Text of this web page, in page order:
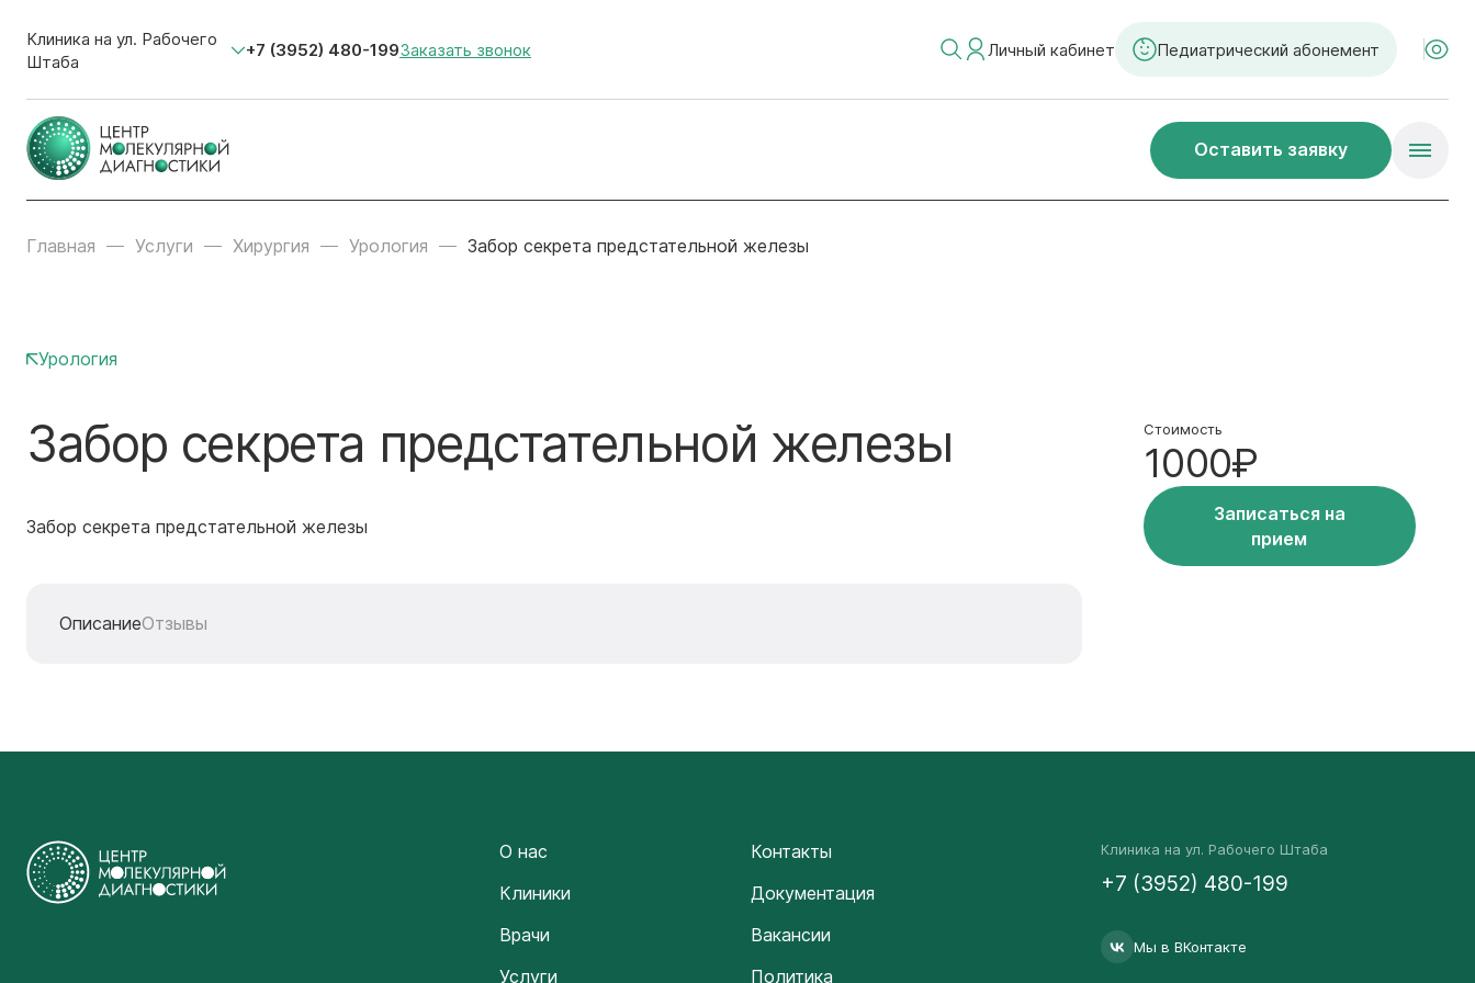
Клиника на ул. Рабочего
Штаба
+7 (3952) 480-199Заказать звонок Личный кабинет Педиатрический абонемент
Оставить заявку
Главная Услуги Хирургия Урология Забор секрета предстательной железы
Урология
Забор секрета предстательной железы
Забор секрета предстательной железы
ОписаниеОтзывы
Стоимость
1000₽
Записаться на
прием
О нас
Клиники
Врачи
Услуги
Контакты
Документация
Вакансии
Политика
Клиника на ул. Рабочего Штаба
+7 (3952) 480-199
Мы в ВКонтакте